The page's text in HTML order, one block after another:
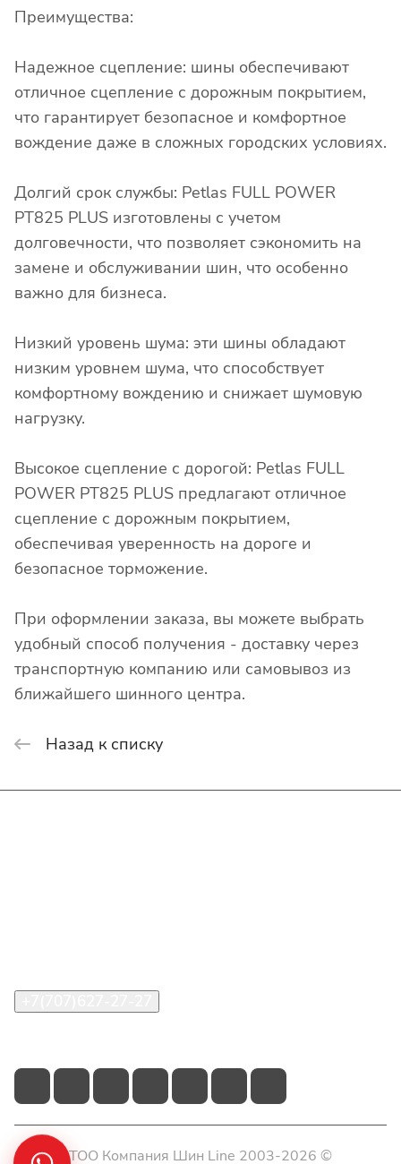
Преимущества:
Надежное сцепление: шины обеспечивают
отличное сцепление с дорожным покрытием,
что гарантирует безопасное и комфортное
вождение даже в сложных городских условиях.
Долгий срок службы: Petlas FULL POWER
PT825 PLUS изготовлены с учетом
долговечности, что позволяет сэкономить на
замене и обслуживании шин, что особенно
важно для бизнеса.
Низкий уровень шума: эти шины обладают
низким уровнем шума, что способствует
комфортному вождению и снижает шумовую
нагрузку.
Высокое сцепление с дорогой: Petlas FULL
POWER PT825 PLUS предлагают отличное
сцепление с дорожным покрытием,
обеспечивая уверенность на дороге и
безопасное торможение.
При оформлении заказа, вы можете выбрать
удобный способ получения - доставку через
транспортную компанию или самовывоз из
ближайшего шинного центра.
Назад к списку
© 2026 ТОО Компания Шин Line 2003-2026 ©